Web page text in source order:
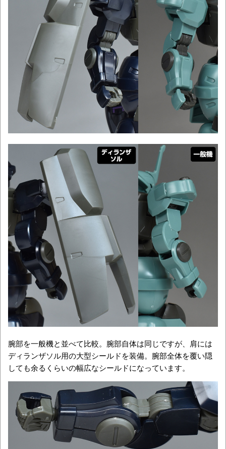
腕部を一般機と並べて比較。腕部自体は同じですが、肩には
ディランザソル用の大型シールドを装備。腕部全体を覆い隠
しても余るくらいの幅広なシールドになっています。